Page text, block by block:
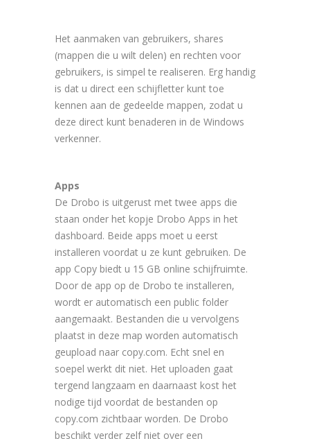
Het aanmaken van gebruikers, shares
(mappen die u wilt delen) en rechten voor
gebruikers, is simpel te realiseren. Erg handig
is dat u direct een schijfletter kunt toe
kennen aan de gedeelde mappen, zodat u
deze direct kunt benaderen in de Windows
verkenner.
Apps
De Drobo is uitgerust met twee apps die
staan onder het kopje Drobo Apps in het
dashboard. Beide apps moet u eerst
installeren voordat u ze kunt gebruiken. De
app Copy biedt u 15 GB online schijfruimte.
Door de app op de Drobo te installeren,
wordt er automatisch een public folder
aangemaakt. Bestanden die u vervolgens
plaatst in deze map worden automatisch
geupload naar copy.com. Echt snel en
soepel werkt dit niet. Het uploaden gaat
tergend langzaam en daarnaast kost het
nodige tijd voordat de bestanden op
copy.com zichtbaar worden. De Drobo
beschikt verder zelf niet over een